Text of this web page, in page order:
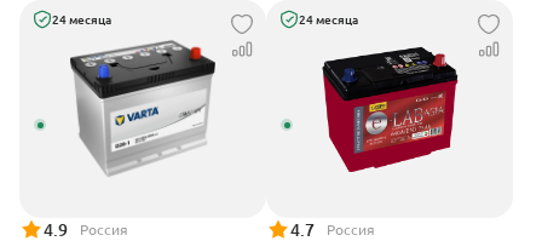
24 месяца
4.9 Россия
24 месяца
4.7 Россия